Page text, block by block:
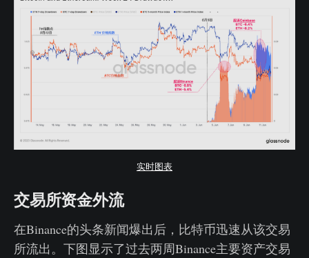
实时图表
交易所资金外流
在Binance的头条新闻爆出后，比特币迅速从该交易
所流出。下图显示了过去两周Binance主要资产交易